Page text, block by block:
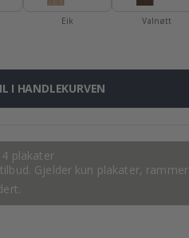
Eik Valnøtt
I HANDLEKURVEN
plakater
Gjelder kun plakater, rammer